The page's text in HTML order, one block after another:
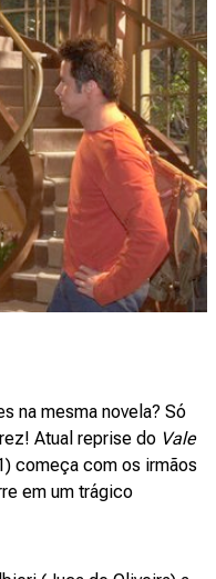
na mesma novela? Só
Atual reprise do Vale
começa com os irmãos
em um trágico